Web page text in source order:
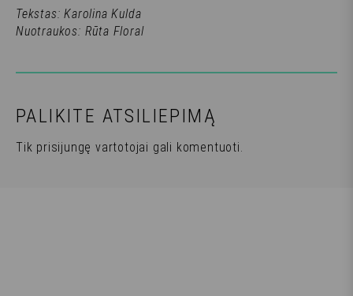
Tekstas: Karolina Kulda
Nuotraukos: Rūta Floral
PALIKITE ATSILIEPIMĄ
Tik prisijungę vartotojai gali komentuoti.